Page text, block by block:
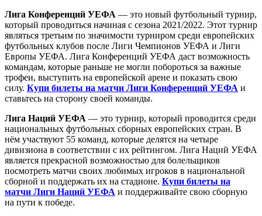
Лига Конференций УЕФА — это новый футбольный турнир,
который проводиться начиная с сезона 2021/2022. Этот турнир
являться третьим по значимости турниром среди европейских
футбольных клубов после Лиги Чемпионов УЕФА и Лиги
Европы УЕФА. Лига Конференций УЕФА даст возможность
командам, которые раньше не могли побороться за важные
трофеи, выступить на европейской арене и показать свою
силу. Купи билеты на матчи Лиги Конференций УЕФА и
ставьтесь на сторону своей команды.
Лига Наций УЕФА — это турнир, который проводится среди
национальных футбольных сборных европейских стран. В
нём участвуют 55 команд, которые делятся на четыре
дивизиона в соответствии с их рейтингом. Лига Наций УЕФА
является прекрасной возможностью для болельщиков
посмотреть матчи своих любимых игроков в национальной
сборной и поддержать их на стадионе. Купи билеты на
матчи Лиги Наций УЕФА и поддерживайте свою сборную
на пути к победе.